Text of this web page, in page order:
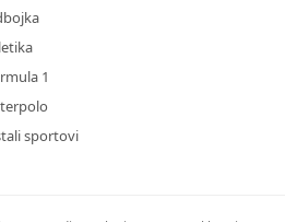
1
sportovi